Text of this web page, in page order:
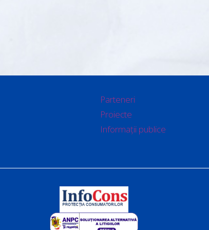
Parteneri
Proiecte
Informații publice